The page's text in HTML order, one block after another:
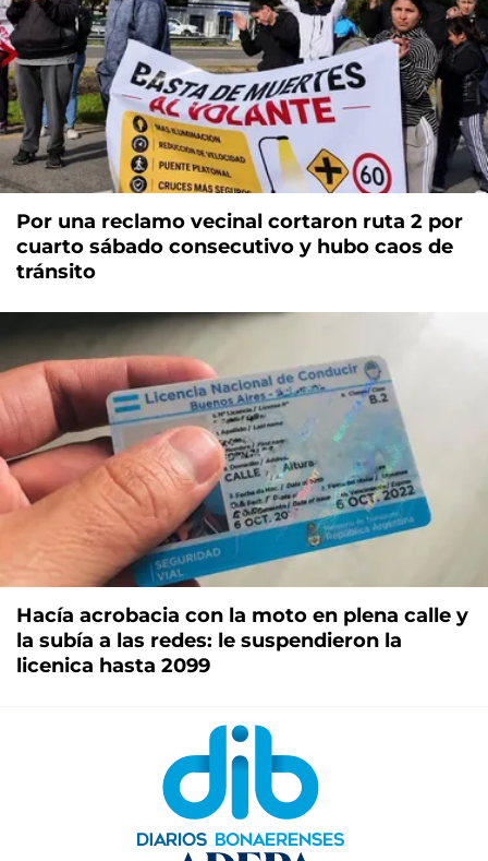
Por una reclamo vecinal cortaron ruta 2 por
cuarto sábado consecutivo y hubo caos de
tránsito
Hacía acrobacia con la moto en plena calle y
la subía a las redes: le suspendieron la
licenica hasta 2099